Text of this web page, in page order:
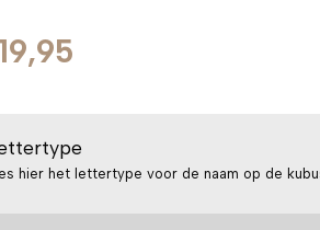
hier het lettertype voor de naam op de